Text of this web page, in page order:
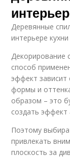
Деревянные
интерьере кухни
Декорирование
способ
эффект зависит
формы и
образом – это
создать эффект
Поэтому
привлекать
плоскость за